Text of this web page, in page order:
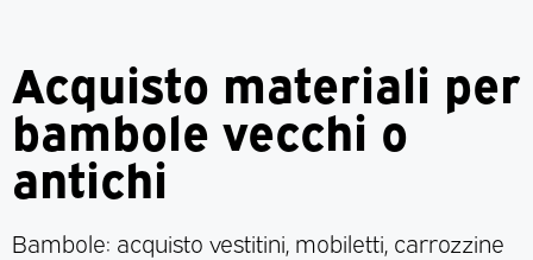
Acquisto materiali per
bambole vecchi o
antichi
Bambole: acquisto vestitini, mobiletti, carrozzine